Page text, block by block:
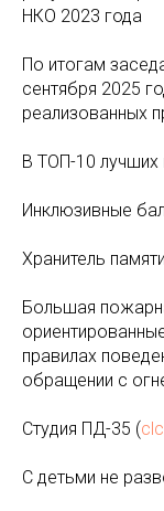
НКО 2023 года
По итогам
сентября 2025
реализованных
В ТОП-10 лучших
Инклюзивные
Хранитель
Большая
правилах
обращении с
Студия ПД-35 (
С детьми не